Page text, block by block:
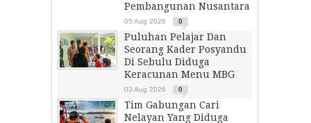
Pembangunan Nusantara
05 Aug 2026 0
Puluhan Pelajar Dan
Seorang Kader Posyandu
Di Sebulu Diduga
Keracunan Menu MBG
03 Aug 2026 0
Tim Gabungan Cari
Nelayan Yang Diduga